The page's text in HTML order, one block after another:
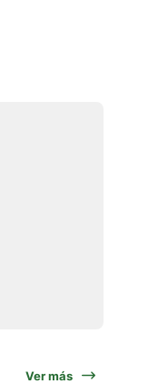
Ver más